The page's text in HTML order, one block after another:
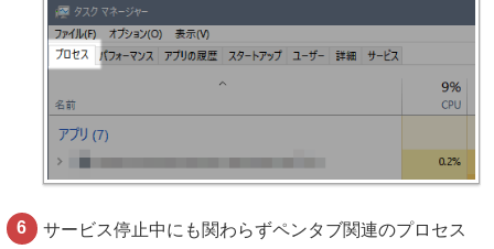
サービス停止中にも関わらずペンタブ関連のプロセス